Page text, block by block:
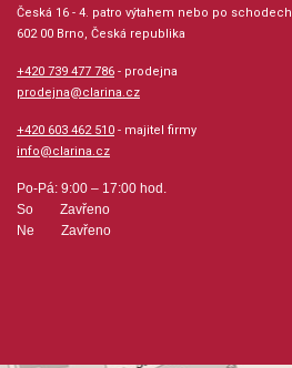
Česká 16 - 4. patro výtahem nebo po schodech
602 00 Brno, Česká republika
+420 739 477 786 - prodejna
prodejna@clarina.cz
+420 603 462 510 - majitel firmy
info@clarina.cz
Po-Pá: 9:00 – 17:00 hod.
So Zavřeno
Ne Zavřeno